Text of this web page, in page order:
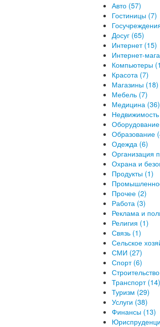
Авто (57)
Гостиницы (7)
Досуг (65)
Интернет (15)
Интернет-
Компьютеры
Красота (7)
Магазины (18)
Мебель (7)
Медицина (36)
Образование
Одежда (6)
Организация
Охрана и
Продукты (1)
Прочее (2)
Работа (3)
Реклама и
Религия (1)
Связь (1)
Сельское
СМИ (27)
Спорт (6)
Транспорт (14)
Туризм (29)
Услуги (38)
Финансы (13)